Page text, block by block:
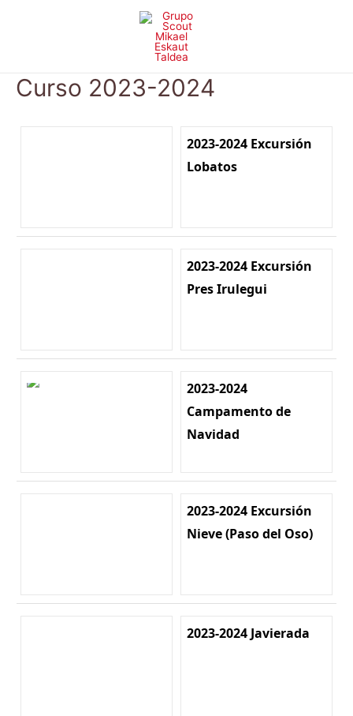
Curso 2023-2024
2023-2024 Excursión
Lobatos
2023-2024 Excursión
Pres Irulegui
2023-2024
Campamento de
Navidad
2023-2024 Excursión
Nieve (Paso del Oso)
2023-2024 Javierada